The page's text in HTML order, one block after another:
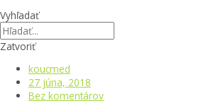
Vyhľadať
Zatvoriť
koucmed
27 júna, 2018
Bez komentárov